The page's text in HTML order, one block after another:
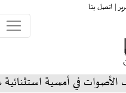
|اتصل بنا
على المسرح